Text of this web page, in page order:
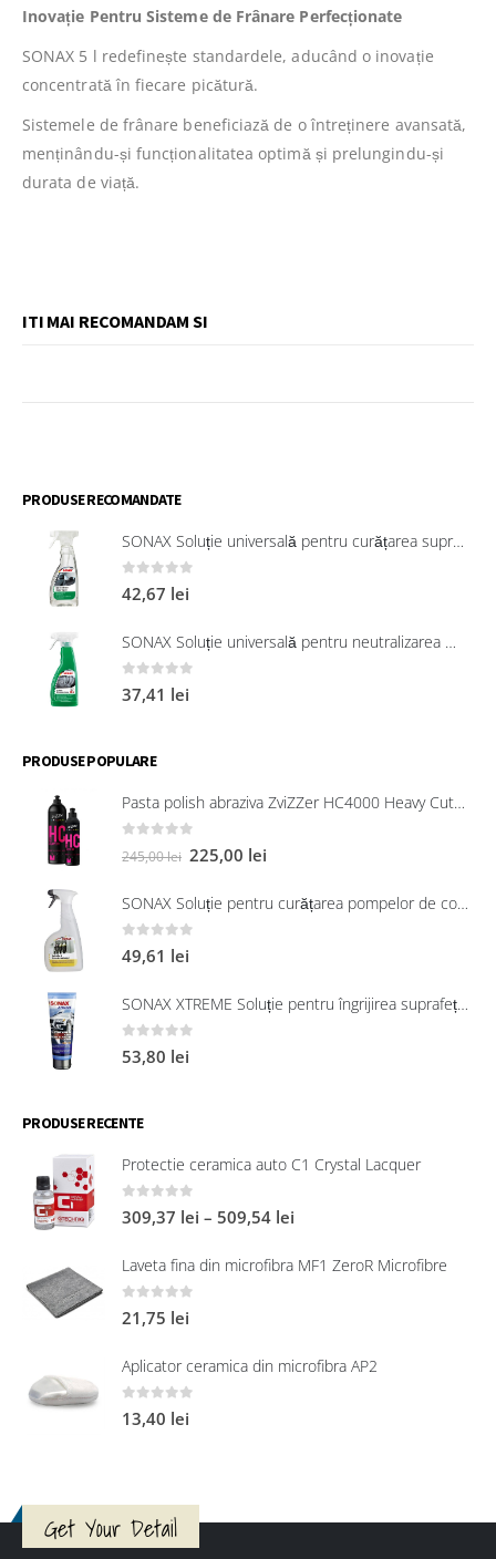
Inovație Pentru Sisteme de Frânare Perfecționate
SONAX 5 l redefinește standardele, aducând o inovație
concentrată în fiecare picătură.
Sistemele de frânare beneficiază de o întreținere avansată,
menținându-și funcționalitatea optimă și prelungindu-și
durata de viață.
ITI MAI RECOMANDAM SI
PRODUSE RECOMANDATE
SONAX Soluție universală pentru curățarea suprafețelor interioare 321200
0 out of 5
42,67 lei
SONAX Soluție universală pentru neutralizarea mirosurilor neplăcute
0out of 5
37,41 lei
PRODUSE POPULARE
Pasta polish abraziva ZviZZer HC4000 Heavy Cut 750 ml
245,00lei 225,00 lei
SONAX Soluție pentru curățarea pompelor de combustibil, 750 ml
0 out of 5
49,61 lei
SONAX XTREME Soluție pentru îngrijirea suprafețelor exterioare din plastic 250 ml
0 out of 5
53,80 lei
PRODUSE RECENTE
Protectie ceramica auto C1 Crystal Lacquer
0 out of 5
309,37 lei – 509,54 lei
Laveta fina din microfibra MF1 ZeroR Microfibre
0 out of 5
21,75 lei
Aplicator ceramica din microfibra AP2
0 out of 5
13,40 lei
Get Your Detail